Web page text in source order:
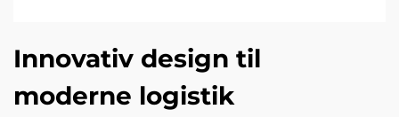
Innovativ design til
moderne logistik